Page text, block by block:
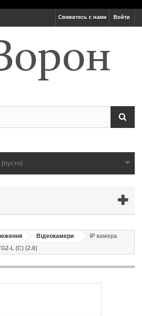
Войти
Свяжитесь с нами
(пусто)
Відеокамери
IP камера
L (C) (2.8)